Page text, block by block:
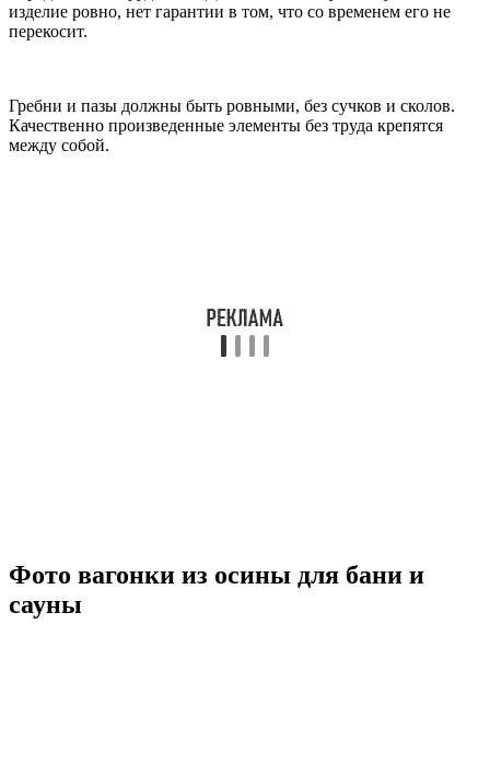
изделие ровно, нет гарантии в том, что со временем его не
перекосит.
Гребни и пазы должны быть ровными, без сучков и сколов.
Качественно произведенные элементы без труда крепятся
между собой.
Фото вагонки из осины для бани и
сауны